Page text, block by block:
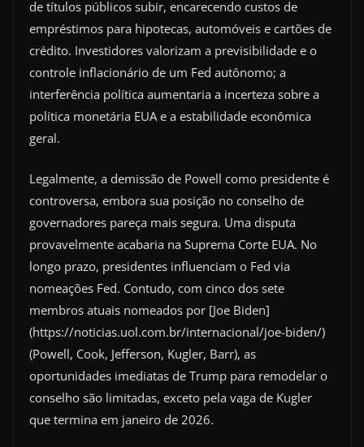
de títulos públicos subir, encarecendo custos de
empréstimos para hipotecas, automóveis e cartões de
crédito. Investidores valorizam a previsibilidade e o
controle inflacionário de um Fed autônomo; a
interferência política aumentaria a incerteza sobre a
política monetária EUA e a estabilidade econômica
geral.
Legalmente, a demissão de Powell como presidente é
controversa, embora sua posição no conselho de
governadores pareça mais segura. Uma disputa
provavelmente acabaria na Suprema Corte EUA. No
longo prazo, presidentes influenciam o Fed via
nomeações Fed. Contudo, com cinco dos sete
membros atuais nomeados por [Joe Biden]
(https://noticias.uol.com.br/internacional/joe-biden/)
(Powell, Cook, Jefferson, Kugler, Barr), as
oportunidades imediatas de Trump para remodelar o
conselho são limitadas, exceto pela vaga de Kugler
que termina em janeiro de 2026.